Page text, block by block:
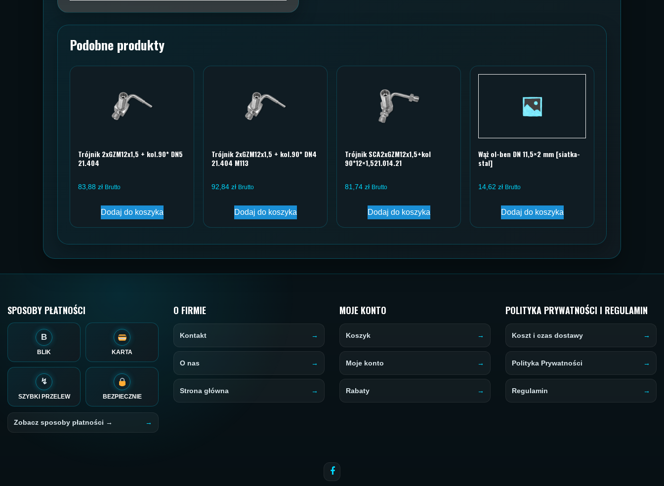
Podobne produkty
Trójnik 2xGZM12x1,5 + kol.90* DN5
21.404
83,88 zł Brutto
Dodaj do koszyka
Trójnik 2xGZM12x1,5 + kol.90* DN4
21.404 M113
92,84 zł Brutto
Dodaj do koszyka
Trójnik SCA2xGZM12x1,5+kol
90*12×1,521.014.21
81,74 zł Brutto
Dodaj do koszyka
Wąż ol-ben DN 11,5×2 mm [siatka-
stal]
14,62 zł Brutto
Dodaj do koszyka
SPOSOBY PŁATNOŚCI
B
BLIK KARTA
↯
SZYBKI PRZELEW BEZPIECZNIE
Zobacz sposoby płatności →
O FIRMIE
Kontakt
O nas
Strona główna
MOJE KONTO
Koszyk
Moje konto
Rabaty
POLITYKA PRYWATNOŚCI I REGULAMIN
Koszt i czas dostawy
Polityka Prywatności
Regulamin